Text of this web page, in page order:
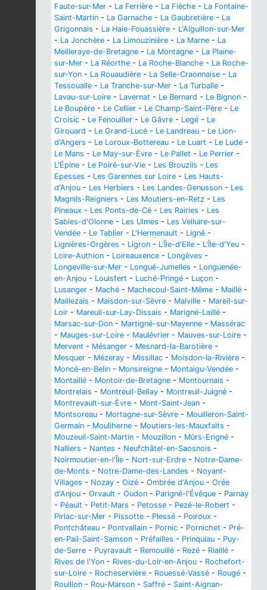
Faute-sur-Mer - La Ferrière - La Flèche - La Fontaine-
Saint-Martin - La Garnache - La Gaubretière - La
Grigonnais - La Haie-Fouassière - L'Aiguillon-sur-Mer
- La Jonchère - La Limouzinière - La Marne - La
Meilleraye-de-Bretagne - La Montagne - La Plaine-
sur-Mer - La Réorthe - La Roche-Blanche - La Roche-
sur-Yon - La Rouaudière - La Selle-Craonnaise - La
Tessoualle - La Tranche-sur-Mer - La Turballe -
Lavau-sur-Loire - Lavernat - Le Bernard - Le Bignon -
Le Boupère - Le Cellier - Le Champ-Saint-Père - Le
Croisic - Le Fenouiller - Le Gâvre - Legé - Le
Girouard - Le Grand-Lucé - Le Landreau - Le Lion-
d'Angers - Le Loroux-Bottereau - Le Luart - Le Lude -
Le Mans - Le May-sur-Èvre - Le Pallet - Le Perrier -
L'Épine - Le Poiré-sur-Vie - Les Brouzils - Les
Epesses - Les Garennes sur Loire - Les Hauts-
d'Anjou - Les Herbiers - Les Landes-Genusson - Les
Magnils-Reigniers - Les Moutiers-en-Retz - Les
Pineaux - Les Ponts-de-Cé - Les Rairies - Les
Sables-d'Olonne - Les Ulmes - Les Velluire-sur-
Vendée - Le Tablier - L'Hermenault - Ligné -
Lignières-Orgères - Ligron - L'Île-d'Elle - L'Île-d'Yeu -
Loire-Authion - Loireauxence - Longèves -
Longeville-sur-Mer - Longué-Jumelles - Longuenée-
en-Anjou - Louisfert - Luché-Pringé - Luçon -
Lusanger - Maché - Machecoul-Saint-Même - Maillé -
Maillezais - Maisdon-sur-Sèvre - Malville - Mareil-sur-
Loir - Mareuil-sur-Lay-Dissais - Marigné-Laillé -
Marsac-sur-Don - Martigné-sur-Mayenne - Massérac
- Mauges-sur-Loire - Maulévrier - Mauves-sur-Loire -
Mervent - Mésanger - Mesnard-la-Barotière -
Mesquer - Mézeray - Missillac - Moisdon-la-Rivière -
Moncé-en-Belin - Monsireigne - Montaigu-Vendée -
Montaillé - Montoir-de-Bretagne - Montournais -
Montrelais - Montreuil-Bellay - Montreuil-Juigné -
Montrevault-sur-Èvre - Mont-Saint-Jean -
Montsoreau - Mortagne-sur-Sèvre - Mouilleron-Saint-
Germain - Mouliherne - Moutiers-les-Mauxfaits -
Mouzeuil-Saint-Martin - Mouzillon - Mûrs-Erigné -
Nalliers - Nantes - Neufchâtel-en-Saosnois -
Noirmoutier-en-l'Île - Nort-sur-Erdre - Notre-Dame-
de-Monts - Notre-Dame-des-Landes - Noyant-
Villages - Nozay - Oizé - Ombrée d'Anjou - Orée
d'Anjou - Orvault - Oudon - Parigné-l'Évêque - Parnay
- Péault - Petit-Mars - Petosse - Pezé-le-Robert -
Piriac-sur-Mer - Pissotte - Plessé - Poiroux -
Pontchâteau - Pontvallain - Pornic - Pornichet - Pré-
en-Pail-Saint-Samson - Préfailles - Prinquiau - Puy-
de-Serre - Puyravault - Remouillé - Rezé - Riaillé -
Rives de l'Yon - Rives-du-Loir-en-Anjou - Rochefort-
sur-Loire - Rocheservière - Rouessé-Vassé - Rougé -
Rouillon - Rou-Marson - Saffré - Saint-Aignan-